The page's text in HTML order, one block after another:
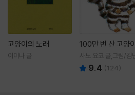
고양이의 노래
이미나 글
100만 번 산 고양이
사노 요코 글,그림/김
역 9.4 (124)